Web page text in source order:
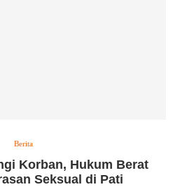
Berita
Korban, Hukum Berat
Seksual di Pati